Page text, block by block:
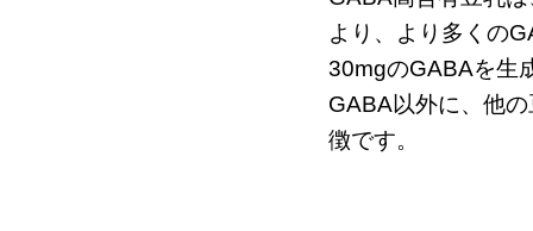
より、より多くの
30mgのGABAを生
GABA以外に、他
徴です。